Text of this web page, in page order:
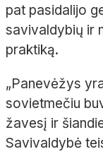
pat pasidalijo
savivaldybių ir
praktiką.
„Panevėžys
sovietmečiu
žavesį ir
Savivaldybė